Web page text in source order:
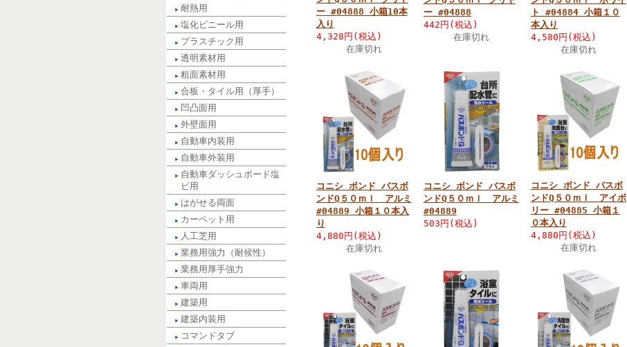
耐熱用
塩化ビニール用
プラスチック用
透明素材用
粗面素材用
合板・タイル用（厚手）
凹凸面用
外壁面用
自動車内装用
自動車外装用
自動車ダッシュボード塩
ビ用
はがせる両面
カーペット用
人工芝用
業務用強力（耐候性）
業務用厚手強力
車両用
建築用
建築内装用
コマンドタブ
ー #04888 小箱10本
入り
4,328円(税込)
在庫切れ
ー #04888
442円(税込)
在庫切れ
ト #04884 小箱１０
本入り
4,580円(税込)
在庫切れ
コニシ ボンド バスボ
ンドQ５０ｍｌ アルミ
#04889 小箱１０本入
り
4,880円(税込)
在庫切れ
コニシ ボンド バスボ
ンドQ５０ｍｌ アルミ
#04889
503円(税込)
コニシ ボンド バスボ
ンドQ５０ｍｌ アイボ
リー #04885 小箱１
０本入り
4,880円(税込)
在庫切れ